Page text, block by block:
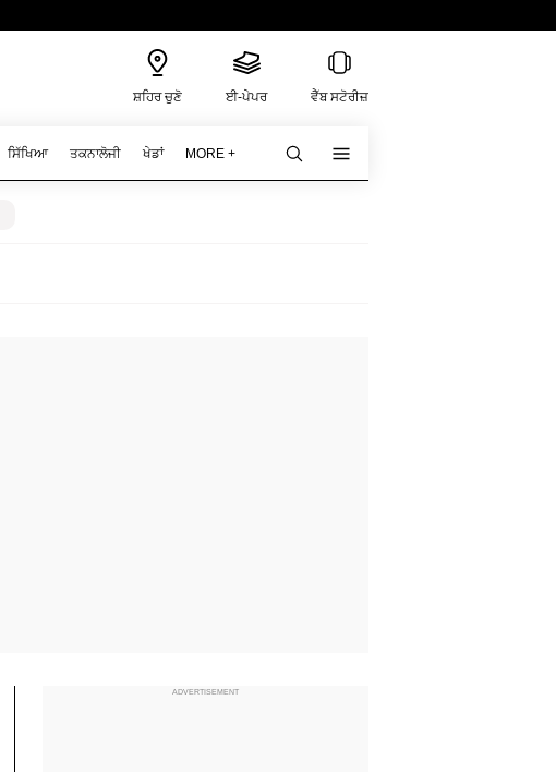
ਸ਼ਹਿਰ ਚੁਣੋ ਈ-ਪੇਪਰ ਵੈੱਬ ਸਟੋਰੀਜ਼
ਸਿੱਖਿਆ ਤਕਨਾਲੋਜੀ ਖੇਡਾਂ MORE +